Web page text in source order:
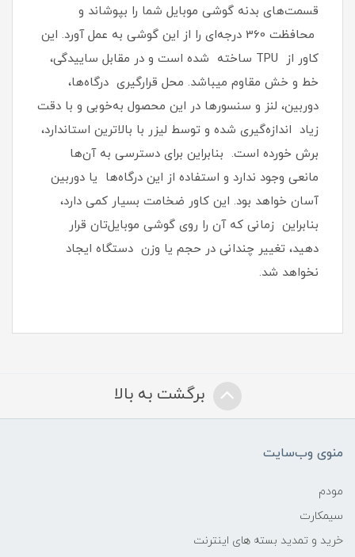
قسمت‌های بدنه گوشی موبایل شما را بپوشاند و
محافظت 360 درجه‌ای را از این گوشی به عمل آورد‏.‏ این
کاور از TPU ساخته شده است و در مقابل ساییدگی،
خط و خش مقاوم میباشد.‏ محل قرارگیری درگاه‌ها،
دوربین، لنز و سنسورها در این محصول به‌خوبی و با دقت
زیاد اندازه‌گیری شده و توسط لیزر با بالاترین استاندارد،
برش خورده است‏.‏ بنابراین برای دسترسی به آن‌ها
مانعی وجود ندارد و استفاده از این درگاه‌ها یا دوربین
آسان خواهد بود‏.‏ این کاور ضخامت بسیار کمی دارد،
بنابراین زمانی که آن را روی گوشی موبایل‌تان قرار
دهید، تغییر چندانی در حجم یا وزن دستگاه ایجاد
نخواهد شد‏.‏
برگشت به بالا
منوی وب‌سایت
مودم
سیمکارت
خرید و تمدید بسته های اینترنت